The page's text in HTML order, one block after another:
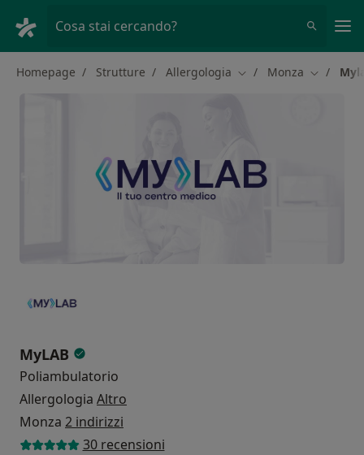
Cosa stai cercando?
Homepage Strutture Allergologia Cambia città
Monza Cambia
MyLAB
Poliambulatorio
Allergologia Altro
Monza 2 indirizzi
30 recensioni